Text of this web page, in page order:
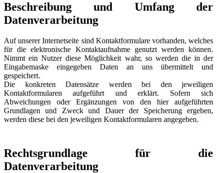
Beschreibung und Umfang der
Datenverarbeitung
Auf unserer Internetseite sind Kontaktformulare vorhanden, welches
für die elektronische Kontaktaufnahme genutzt werden können.
Nimmt ein Nutzer diese Möglichkeit wahr, so werden die in der
Eingabemaske eingegeben Daten an uns übermittelt und
gespeichert.
Die konkreten Datensätze werden bei den jeweiligen
Kontaktformularen aufgeführt und erklärt. Sofern sich
Abweichungen oder Ergänzungen von den hier aufgeführten
Grundlagen und Zweck und Dauer der Speicherung ergeben,
werden diese bei den jeweiligen Kontaktformularen angegeben.
Rechtsgrundlage für die
Datenverarbeitung